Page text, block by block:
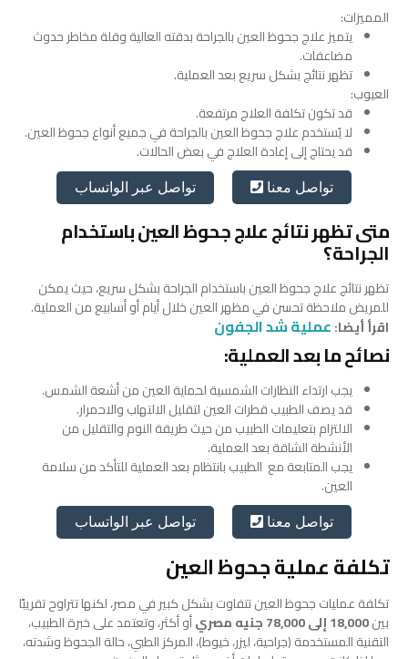
المميزات:
يتميز علاج جحوظ العين بالجراحة بدقته العالية وقلة مخاطر حدوث
مضاعفات.
تظهر نتائج بشكل سريع بعد العملية.
العيوب:
قد تكون تكلفة العلاج مرتفعة.
لا يُستخدم علاج جحوظ العين بالجراحة في جميع أنواع جحوظ العين.
قد يحتاج إلى إعادة العلاج في بعض الحالات.
تواصل معنا تواصل عبر الواتساب
متى تظهر نتائج علاج جحوظ العين باستخدام
الجراحة؟
تظهر نتائج علاج جحوظ العين باستخدام الجراحة بشكل سريع، حيث يمكن
للمريض ملاحظة تحسن في مظهر العين خلال أيام أو أسابيع من العملية.
اقرأ أيضا:عملية شد الجفون
نصائح ما بعد العملية:
يجب ارتداء النظارات الشمسية لحماية العين من أشعة الشمس.
قد يصف الطبيب قطرات العين لتقليل الالتهاب والاحمرار.
الالتزام بتعليمات الطبيب من حيث طريقة النوم والتقليل من
الأنشطة الشاقة بعد العملية.
يجب المتابعة مع الطبيب بانتظام بعد العملية للتأكد من سلامة
العين.
تواصل معنا تواصل عبر الواتساب
تكلفة عملية جحوظ العين
تكلفة عمليات جحوظ العين تتفاوت بشكل كبير في مصر، لكنها تتراوح تقريبًا
بين18,000 إلى 78,000 جنيه مصري
أو أكثر، وتعتمد على خبرة الطبيب،
التقنية المستخدمة (جراحية، ليزر، خيوط)، المركز الطبي، حالة الجحوظ وشدته،